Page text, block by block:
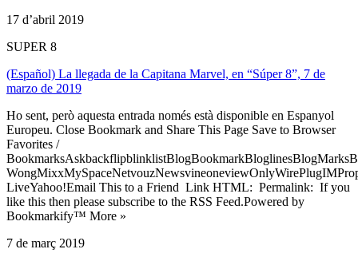
17 d’abril 2019
SUPER 8
(Español) La llegada de la Capitana Marvel, en “Súper 8”, 7 de
marzo de 2019
Ho sent, però aquesta entrada només està disponible en Espanyol
Europeu. Close Bookmark and Share This Page Save to Browser
Favorites /
LiveYahoo!Email This to a Friend Link HTML: Permalink: If you
like this then please subscribe to the RSS Feed.Powered by
Bookmarkify™ More »
7 de març 2019